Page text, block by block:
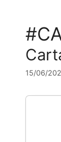
15/06/